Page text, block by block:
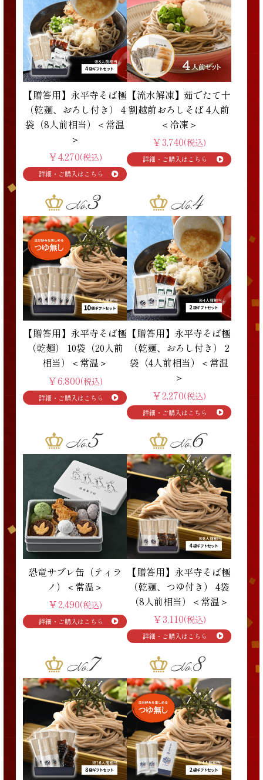
【贈答用】永平寺そば極
（乾麺、おろし付き） 4
袋（8人前相当）＜常温
＞
￥4,270(税込)
【流水解凍】茹でたて十
割越前おろしそば 4人前
＜冷凍＞
￥3,740(税込)
【贈答用】永平寺そば極
（乾麺） 10袋（20人前
相当）＜常温＞
￥6,800(税込)
【贈答用】永平寺そば極
（乾麺、おろし付き） 2
袋（4人前相当）＜常温
＞
￥2,270(税込)
恐竜サブレ缶（ティラ
ノ）＜常温＞
￥2,490(税込)
【贈答用】永平寺そば極
（乾麺、つゆ付き） 4袋
（8人前相当）＜常温＞
￥3,110(税込)